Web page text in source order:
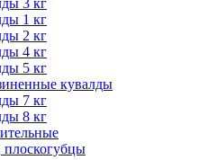
3 кг
1 кг
2 кг
4 кг
5 кг
кувалды
7 кг
8 кг